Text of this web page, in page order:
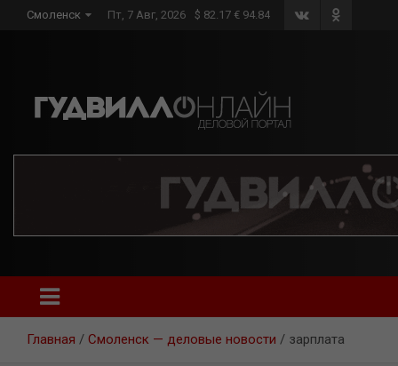
Смоленск Пт, 7 Авг, 2026 $ 82.17 € 94.84
Главная Смоленск — деловые новости зарплата